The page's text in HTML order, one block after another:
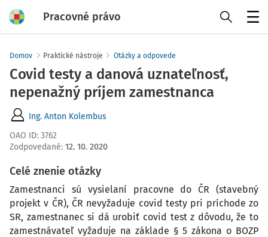
Pracovné právo
Domov Praktické nástroje Otázky a odpovede
Covid testy a danová uznateľnosť,
nepenažný príjem zamestnanca
Ing. Anton Kolembus
OAO ID: 3762
Zodpovedané: 12. 10. 2020
Celé znenie otázky
Zamestnanci sú vysielaní pracovne do ČR (stavebný
projekt v ČR), ČR nevyžaduje covid testy pri príchode zo
SR, zamestnanec si dá urobiť covid test z dôvodu, že to
zamestnávateľ vyžaduje na základe § 5 zákona o BOZP